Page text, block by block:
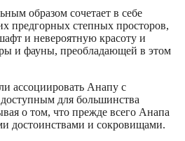
образом сочетает в себе
предгорных степных просторов,
и невероятную красоту и
и фауны, преобладающей в этом
ассоциировать Анапу с
для большинства
о том, что прежде всего Анапа
достоинствами и сокровищами.